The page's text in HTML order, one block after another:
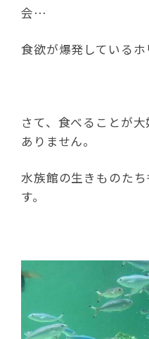
会…
食欲が爆発しているホ
さて、食べることが
ありません。
水族館の生きものた
す。